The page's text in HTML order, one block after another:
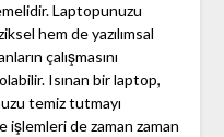
Laptopunuzu
hem de yazılımsal
çalışmasını
Isınan bir laptop,
temiz tutmayı
işlemleri de zaman zaman